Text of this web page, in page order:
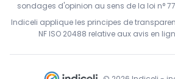
sondages d'opinion au sens de la loi n°
Indiceli applique les principes de
NF ISO 20488 relative aux avis en